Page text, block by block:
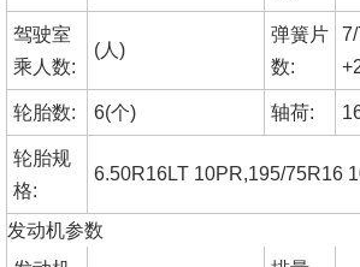
驾驶室
乘人数:
(人)
弹簧片
数:
轮胎数: 6(个) 轴荷:
轮胎规
格:
6.50R16LT 10PR,195/75R16
发动机参数